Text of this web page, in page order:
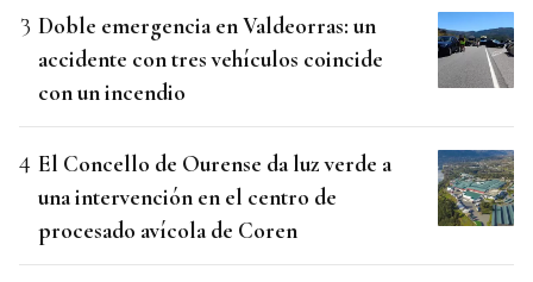
Doble emergencia en Valdeorras: un
accidente con tres vehículos coincide
con un incendio
El Concello de Ourense da luz verde a
una intervención en el centro de
procesado avícola de Coren